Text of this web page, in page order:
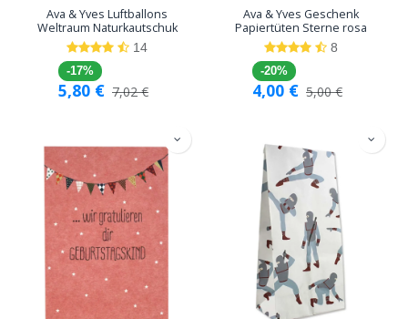
Ava & Yves Luftballons
Weltraum Naturkautschuk
14
-17%
5,80 € 7,02€
Ava & Yves Geschenk
Papiertüten Sterne rosa
8
-20%
4,00 € 5,00€